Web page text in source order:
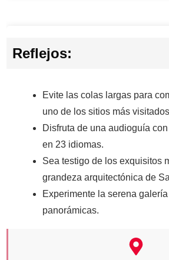
Reflejos:
Evite las colas largas para
uno de los sitios más
Disfruta de una audioguía
en 23 idiomas.
Sea testigo de los exquisitos
grandeza arquitectónica de
Experimente la serena
panorámicas.